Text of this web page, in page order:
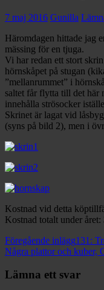
7 maj 2016 Gunilla
Häromdagen hittade jag
mässing för en tjuga.
Vi har redan ett stort
hörnskåpet på stugan
”mellanrummet” i
saltet får flytta till det här
innehålla strösocker
Skrinet är lagat vid
(syns på bild 2), men i
Kostnad vid detta
Kostnad totalt under året:
Föregående inlägg131:
Några plattor och kuber,
Lämna ett svar